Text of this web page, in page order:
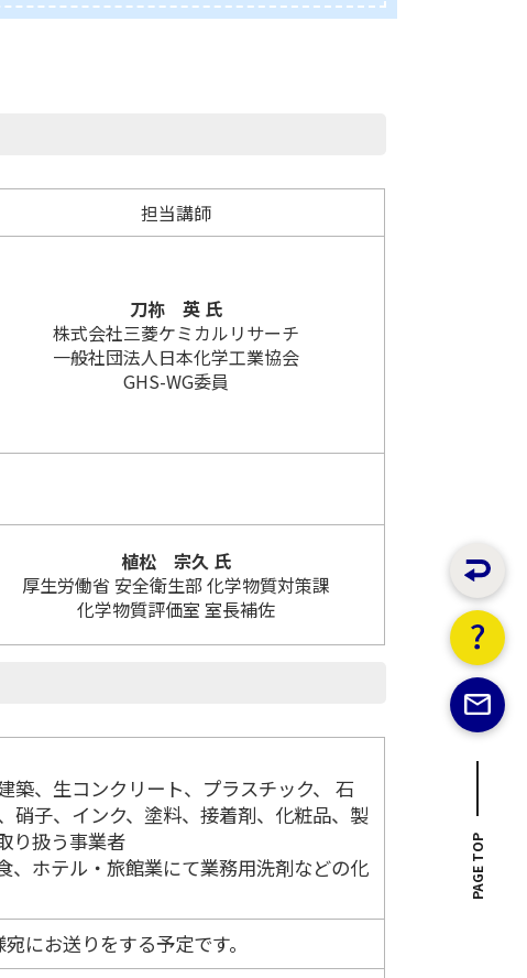
担当講師
刀祢 英 氏
株式会社三菱ケミカルリサーチ
一般社団法人日本化学工業協会
GHS-WG委員
植松 宗久 氏
厚生労働省 安全衛生部 化学物質対策課
化学物質評価室 室長補佐
築、生コンクリート、プラスチック、 石
硝子、インク、塗料、接着剤、化粧品、製
り扱う事業者
、ホテル・旅館業にて業務用洗剤などの化
にお送りをする予定です。
PAGE TOP